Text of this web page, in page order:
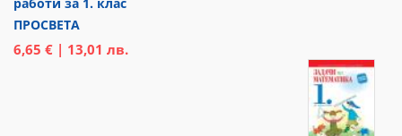
ПРОСВЕТА
6,65 € | 13,01 лв.